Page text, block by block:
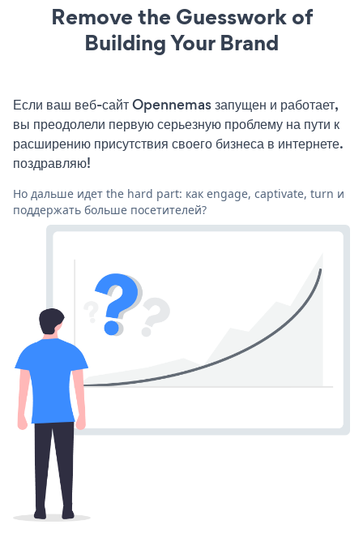
Remove the Guesswork of
Building Your Brand
Если ваш веб-сайт Opennemas запущен и работает,
вы преодолели первую серьезную проблему на пути к
расширению присутствия своего бизнеса в интернете.
поздравляю!
Но дальше идет the hard part: как engage, captivate, turn и
поддержать больше посетителей?